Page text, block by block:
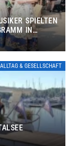
SPIELTEN
IN
ALLTAG & GESELLSCHAFT